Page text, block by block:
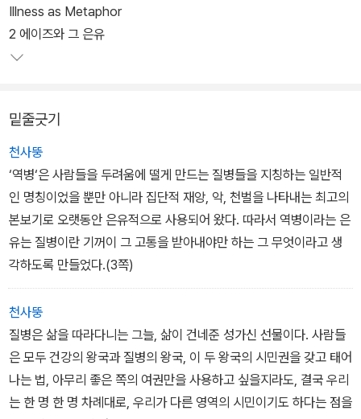
결산'에 해당하는 저작이다. 두 번이나 암을 극복했던 환자이기도 한
손택은 질병으로 고통받고 있는 이들이 함께 읽었으면 하는 바램에서
건조한 논설의 방식을 취하기보다는 톨스토이, 스티븐슨, 드뷔시 등
책은 질병을 앓고 있다는 사실을 '뭔가 추한 것으로 변모시키는 은유
의 함정'을 폭로함으로써 질병은 질병일 뿐이며, 질병은 치료해야 할
대상일 뿐이라는 사실을 직시하게 한다. 이러한 연장선상에서, 현실
자체를 이해하지 못하도록 가리는 이미지를 걷어내야 한다는 '투명
성'의 추구는 그러한 이미지를 양산해낸 사회를 향한 비판으로 이어
지고 있다.
Illness as Metaphor
2 에이즈와 그 은유
밑줄긋기
천사뚱
‘역병‘은 사람들을 두려움에 떨게 만드는 질병들을 지칭하는 일반적
인 명칭이었을 뿐만 아니라 집단적 재앙, 악, 천벌을 나타내는 최고의
본보기로 오랫동안 은유적으로 사용되어 왔다. 따라서 역병이라는 은
유는 질병이란 기꺼이 그 고통을 받아내야만 하는 그 무엇이라고 생
각하도록 만들었다.(3쪽)
천사뚱
질병은 삶을 따라다니는 그늘, 삶이 건네준 성가신 선물이다. 사람들
은 모두 건강의 왕국과 질병의 왕국, 이 두 왕국의 시민권을 갖고 태어
나는 법, 아무리 좋은 쪽의 여권만을 사용하고 싶을지라도, 결국 우리
는 한 명 한 명 차례대로, 우리가 다른 영역의 시민이기도 하다는 점을